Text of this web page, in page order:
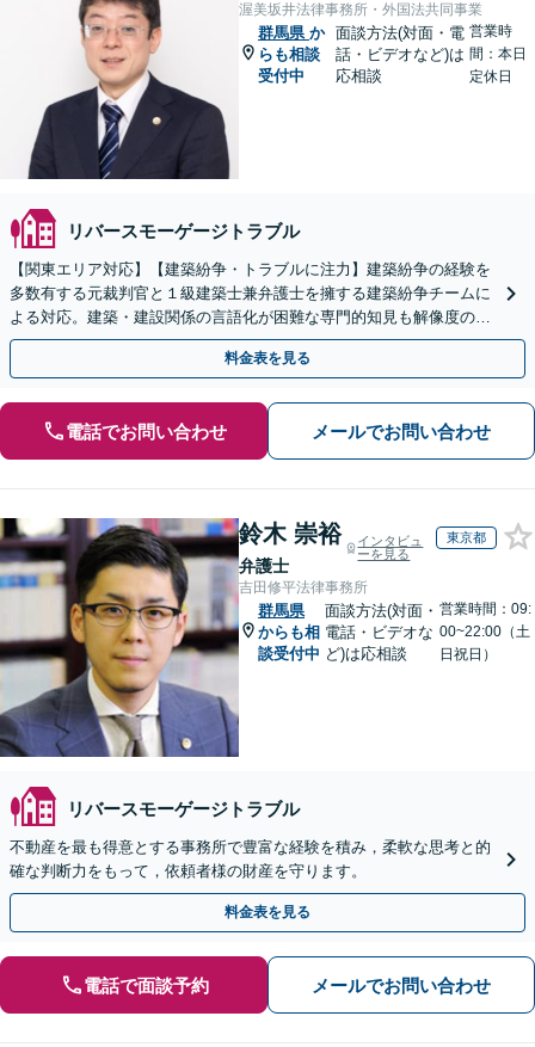
渥美坂井法律事務所・外国法共同事業
群馬県 か
らも相談
受付中
面談方法(対面・電
話・ビデオなど)は
応相談
営業時
間：本日
定休日
リバースモーゲージトラブル
【関東エリア対応】【建築紛争・トラブルに注力】建築紛争の経験を
多数有する元裁判官と１級建築士兼弁護士を擁する建築紛争チームに
よる対応。建築・建設関係の言語化が困難な専門的知見も解像度の高
い主張・立証に転換し、複雑な建築紛争を決着へ導きます
料金表を見る
電話でお問い合わせ メールでお問い合わせ
鈴木 崇裕
弁護士
インタビュ
ーを見る
東京都
吉田修平法律事務所
群馬県
からも相
談受付中
面談方法(対面・
電話・ビデオな
ど)は応相談
営業時間：09:
00~22:00（土
日祝日）
リバースモーゲージトラブル
不動産を最も得意とする事務所で豊富な経験を積み，柔軟な思考と的
確な判断力をもって，依頼者様の財産を守ります。
料金表を見る
電話で面談予約 メールでお問い合わせ